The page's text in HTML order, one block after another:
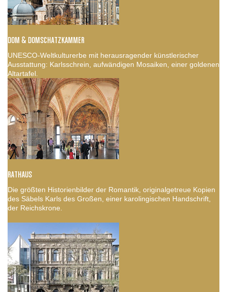
DOM & DOMSCHATZKAMMER
UNESCO-Weltkulturerbe mit herausragender künstlerischer
Ausstattung: Karlsschrein, aufwändigen Mosaiken, einer goldenen
Altartafel.
RATHAUS
Die größten Historienbilder der Romantik, originalgetreue Kopien
des Säbels Karls des Großen, einer karolingischen Handschrift,
der Reichskrone.